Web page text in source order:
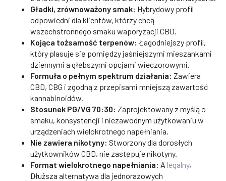
Gładki, zrównoważony smak: Hybrydowy profil
odpowiedni dla klientów, którzy chcą
wszechstronnego smaku waporyzacji CBD.
Kojąca tożsamość terpenów: Łagodniejszy profil,
który plasuje się pomiędzy jaśniejszymi mieszankami
dziennymi a głębszymi opcjami wieczorowymi.
Formuła o pełnym spektrum działania: Zawiera
CBD, CBG i zgodną z przepisami mniejszą zawartość
kannabinoidów.
Stosunek PG/VG 70:30: Zaprojektowany z myślą o
smaku, konsystencji i niezawodnym użytkowaniu w
urządzeniach wielokrotnego napełniania.
Nie zawiera nikotyny: Stworzony dla dorosłych
użytkowników CBD, nie zastępuje nikotyny.
Format wielokrotnego napełniania: A legalny,
Dłuższa alternatywa dla jednorazowych